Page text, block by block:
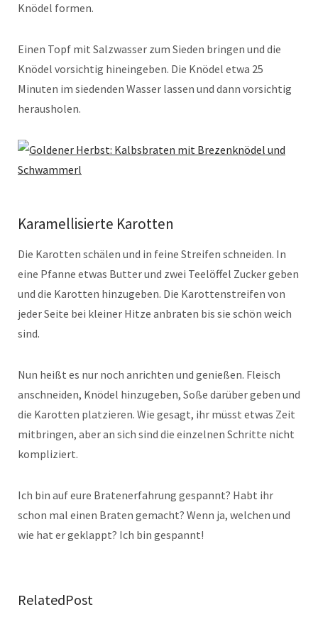
Knödel formen.
Einen Topf mit Salzwasser zum Sieden bringen und die
Knödel vorsichtig hineingeben. Die Knödel etwa 25
Minuten im siedenden Wasser lassen und dann vorsichtig
herausholen.
Karamellisierte Karotten
Die Karotten schälen und in feine Streifen schneiden. In
eine Pfanne etwas Butter und zwei Teelöffel Zucker geben
und die Karotten hinzugeben. Die Karottenstreifen von
jeder Seite bei kleiner Hitze anbraten bis sie schön weich
sind.
Nun heißt es nur noch anrichten und genießen. Fleisch
anschneiden, Knödel hinzugeben, Soße darüber geben und
die Karotten platzieren. Wie gesagt, ihr müsst etwas Zeit
mitbringen, aber an sich sind die einzelnen Schritte nicht
kompliziert.
Ich bin auf eure Bratenerfahrung gespannt? Habt ihr
schon mal einen Braten gemacht? Wenn ja, welchen und
wie hat er geklappt? Ich bin gespannt!
RelatedPost